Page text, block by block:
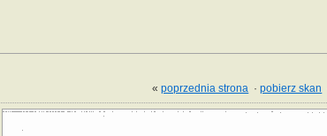
«poprzednia strona ·pobierz skan